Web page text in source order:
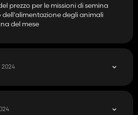
prezzo per le missioni di semina
degli animali
del mese